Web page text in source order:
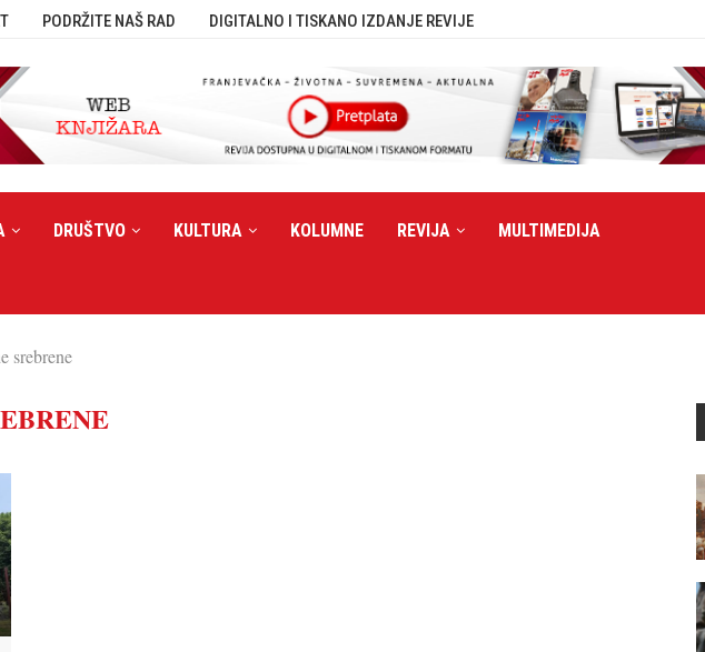
PODRŽITE NAŠ RAD DIGITALNO I TISKANO IZDANJE REVIJE
DRUŠTVO KULTURA KOLUMNE REVIJA MULTIMEDIJA
srebrene